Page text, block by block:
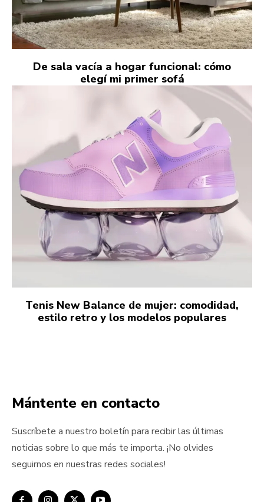
De sala vacía a hogar funcional: cómo
elegí mi primer sofá
Tenis New Balance de mujer: comodidad,
estilo retro y los modelos populares
Mántente en contacto
Suscríbete a nuestro boletín para recibir las últimas
noticias sobre lo que más te importa. ¡No olvides
seguirnos en nuestras redes sociales!